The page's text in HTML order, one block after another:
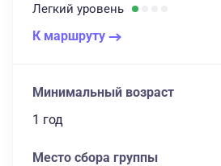
Легкий уровень
К маршруту
Минимальный возраст
1 год
Место сбора группы